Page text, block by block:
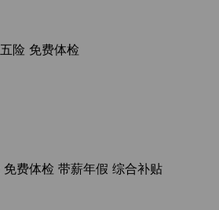
五险 免费体检
免费体检 带薪年假 综合补贴